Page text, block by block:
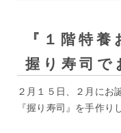
『１階特
握り寿司で
２月１５日、２月にお
『握り寿司』を手作り